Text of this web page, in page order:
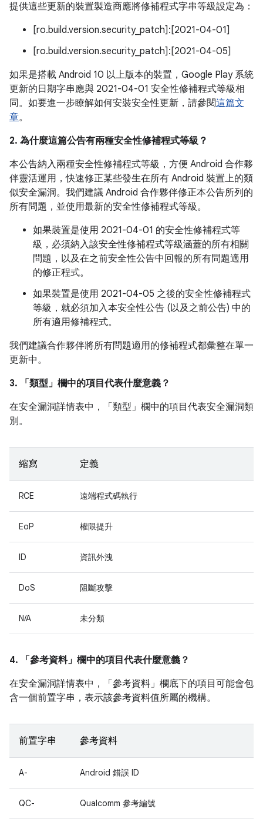
提供這些更新的裝置製造商應將修補程式字串等級設定為：
[ro.build.version.security_patch]:[2021-04-01]
[ro.build.version.security_patch]:[2021-04-05]
如果是搭載 Android 10 以上版本的裝置，Google Play 系統
更新的日期字串應與 2021-04-01 安全性修補程式等級相
同。如要進一步瞭解如何安裝安全性更新，請參閱這篇文
章。
2. 為什麼這篇公告有兩種安全性修補程式等級？
本公告納入兩種安全性修補程式等級，方便 Android 合作夥
伴靈活運用，快速修正某些發生在所有 Android 裝置上的類
似安全漏洞。我們建議 Android 合作夥伴修正本公告所列的
所有問題，並使用最新的安全性修補程式等級。
如果裝置是使用 2021-04-01 的安全性修補程式等
級，必須納入該安全性修補程式等級涵蓋的所有相關
問題，以及在之前安全性公告中回報的所有問題適用
的修正程式。
如果裝置是使用 2021-04-05 之後的安全性修補程式
等級，就必須加入本安全性公告 (以及之前公告) 中的
所有適用修補程式。
我們建議合作夥伴將所有問題適用的修補程式都彙整在單一
更新中。
3. 「類型」 欄中的項目代表什麼意義？
在安全漏洞詳情表中，「類型」 欄中的項目代表安全漏洞類
別。
縮寫 定義
RCE 遠端程式碼執行
EoP 權限提升
ID 資訊外洩
DoS 阻斷攻擊
N/A 未分類
4. 「參考資料」 欄中的項目代表什麼意義？
在安全漏洞詳情表中，「參考資料」 欄底下的項目可能會包
含一個前置字串，表示該參考資料值所屬的機構。
前置字串 參考資料
A- Android 錯誤 ID
QC- Qualcomm 參考編號